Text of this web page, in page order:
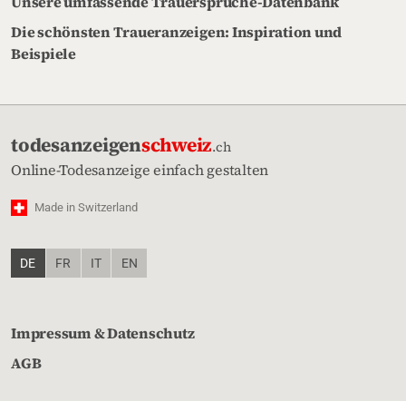
Die schönsten Traueranzeigen: Inspiration und
Beispiele
todesanzeigenschweiz.ch
Online-Todesanzeige einfach gestalten
Made in Switzerland
DE FR IT EN
Impressum & Datenschutz
AGB